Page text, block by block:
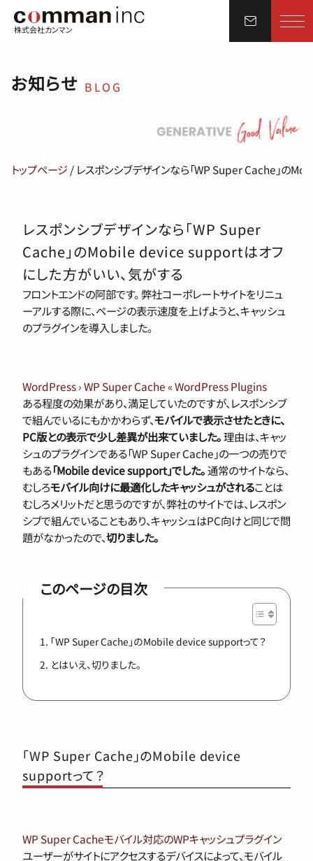
株式会社カンマン
お知らせ BLOG
トップページ/ レスポンシブデザインなら「WP Super Cache」の
レスポンシブデザインなら「WP Super
Cache」のMobile device supportはオフ
にした方がいい、気がする
フロントエンドの阿部です。 弊社コーポレートサイトをリニュ
ーアルする際に、ページの表示速度を上げようと、キャッシュ
のプラグインを導入しました。
WordPress › WP Super Cache « WordPress Plugins
ある程度の効果があり、満足していたのですが、レスポンシブ
で組んでいるにもかかわらず、モバイルで表示させたときに、
PC版との表示で少し差異が出来ていました。理由は、キャッ
シュのプラグインである「WP Super Cache」の一つの売りで
もある「Mobile device support」でした。通常のサイトなら、
むしろモバイル向けに最適化したキャッシュがされることは
むしろメリットだと思うのですが、弊社のサイトでは、レスポン
シブで組んでいることもあり、キャッシュはPC向けと同じで問
題がなかったので、切りました。
このページの目次
「WP Super Cache」のMobile device supportって？
とはいえ、切りました。
「WP Super Cache」のMobile device
supportって？
WP Super Cacheモバイル対応のWPキャッシュプラグイン
ユーザーがサイトにアクセスするデバイスによって、モバイル